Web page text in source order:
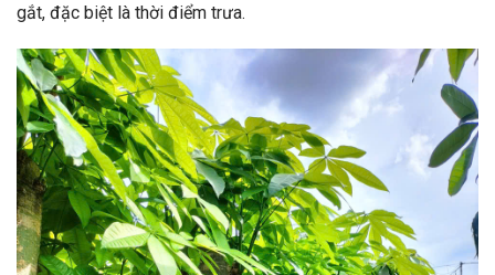
gắt, đặc biệt là thời điểm trưa.